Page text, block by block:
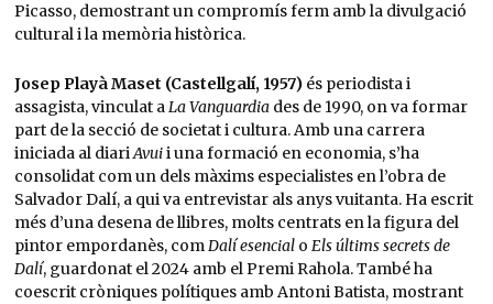
Picasso, demostrant un compromís ferm amb la divulgació
cultural i la memòria històrica.
Josep Playà Maset (Castellgalí, 1957)és periodista i
assagista, vinculat aLa Vanguardiades de 1990, on va formar
part de la secció de societat i cultura. Amb una carrera
iniciada al diariAvuii una formació en economia, s’ha
consolidat com un dels màxims especialistes en l’obra de
Salvador Dalí, a qui va entrevistar als anys vuitanta. Ha escrit
més d’una desena de llibres, molts centrats en la figura del
pintor empordanès, comDalí esencialo Els últims secrets de
Dalí, guardonat el 2024 amb el Premi Rahola. També ha
coescrit cròniques polítiques amb Antoni Batista, mostrant